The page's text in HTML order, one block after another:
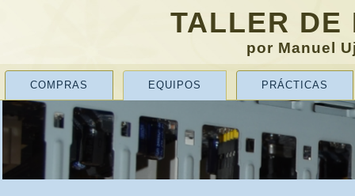
TALLER DE
por Manuel
COMPRAS EQUIPOS PRÁCTICAS